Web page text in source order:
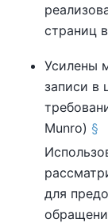
страниц
Усилены
записи в
Munro) §
для